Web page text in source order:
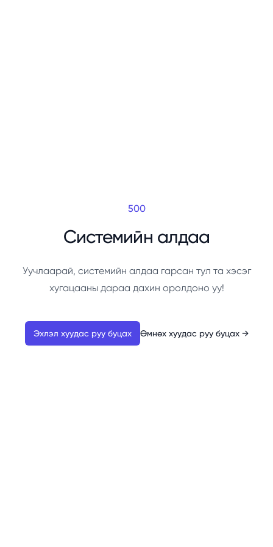
500
Системийн алдаа
Уучлаарай, системийн алдаа гарсан тул та хэсэг
хугацааны дараа дахин оролдоно уу!
Эхлэл хуудас руу буцах Өмнөх хуудас руу буцах →